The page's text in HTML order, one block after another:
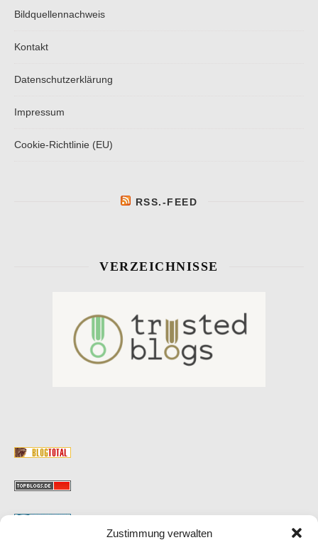
Zustimmung verwalten
Bildquellennachweis
Kontakt
Datenschutzerklärung
Impressum
Cookie-Richtlinie (EU)
RSS.-FEED
VERZEICHNISSE